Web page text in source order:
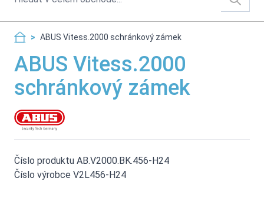
> ABUS Vitess.2000 schránkový zámek
ABUS Vitess.2000
schránkový zámek
Číslo produktu AB.V2000.BK.456-H24
Číslo výrobce V2L456-H24